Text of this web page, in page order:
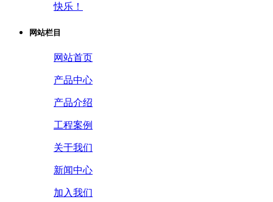
快乐！
网站栏目
网站首页
产品中心
产品介绍
工程案例
关于我们
新闻中心
加入我们